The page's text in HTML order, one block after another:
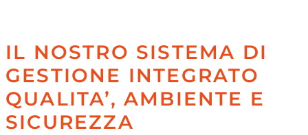
IL NOSTRO SISTEMA DI
GESTIONE INTEGRATO
QUALITA’, AMBIENTE E
SICUREZZA